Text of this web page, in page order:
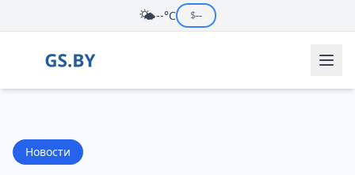
🌤️--°C $--
Новости